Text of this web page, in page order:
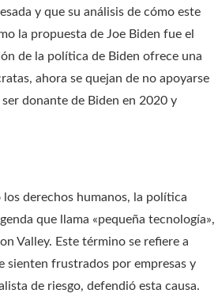
y que su análisis de cómo este
la propuesta de Joe Biden fue el
de la política de Biden ofrece una
ahora se quejan de no apoyarse
donante de Biden en 2020 y
derechos humanos, la política
que llama «pequeña tecnología»,
Valley. Este término se refiere a
sienten frustrados por empresas y
de riesgo, defendió esta causa.